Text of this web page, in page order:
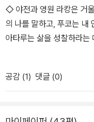
추가된 보론으로 구성되어
라캉의 개념적 윤곽을 간
인류학을 내세우며 언어와
시에 재정립한다. 제3부에
석과 사회학, 인류학의 축
주체화의 구조를 밝히려한
치고 풍부한 내용을 담고
고 글을 쓰고 있는 장 역
직 2차연구들이 많이 소개
논의를 충실히 정리하고
리아에 대한 집요한 추궁
수준의 결론을 벗어나지
통치성의 문제의식도.. <
◇ 야전과 영원 라캉은 거울 속의 나를 보고, 르장드르는 군중 속
의 나를 말하고, 푸코는 내
아타루는 삶을 성찰하라는
공감 (1) 댓글 (0)